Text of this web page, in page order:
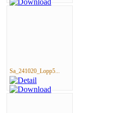
Sa_241020_Lopp5...